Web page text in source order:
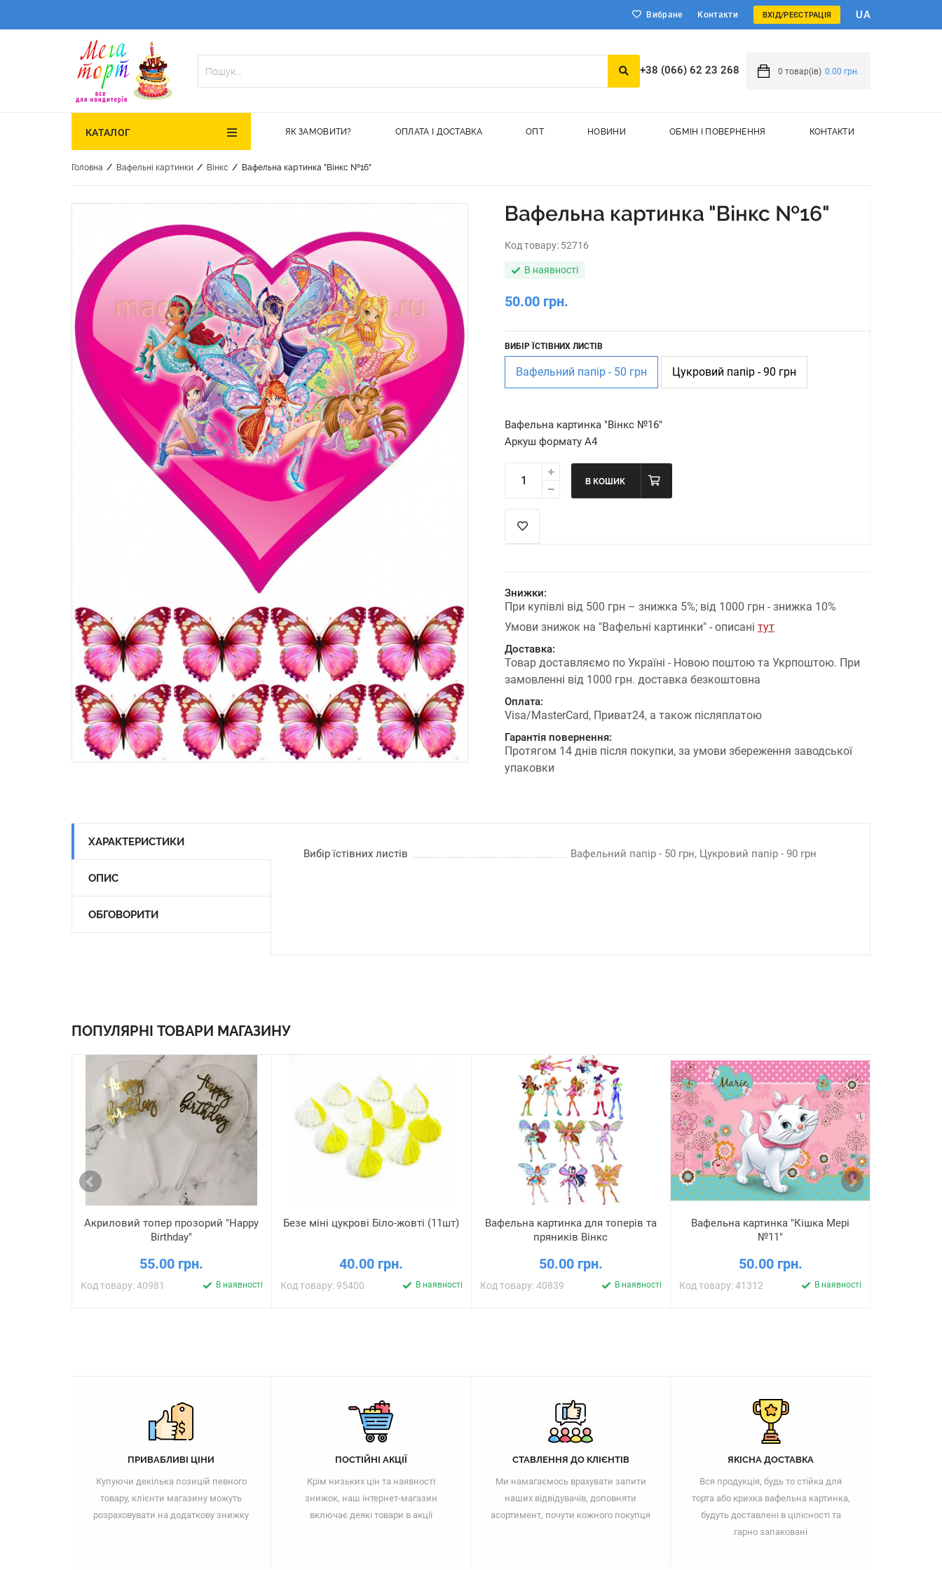
Вибране Контакти ВХІД/РЕЄСТРАЦІЯ UA
+38 (066) 62 23 268 0 товар(ів) 0.00 грн.
КАТАЛОГ ЯК ЗАМОВИТИ? ОПЛАТА І ДОСТАВКА ОПТ НОВИНИ ОБМІН І ПОВЕРНЕННЯ КОНТАКТИ
Головна / Вафельні картинки / Вінкс / Вафельна картинка "Вінкс №16"
Вафельна картинка "Вінкс №16"
Код товару: 52716
В наявності
50.00 грн.
ВИБІР ЇСТІВНИХ ЛИСТІВ
Вафельний папір - 50 грн Цукровий папір - 90 грн
Вафельна картинка "Вінкс №16"
Аркуш формату А4
В КОШИК
Знижки:
При купівлі від 500 грн – знижка 5%; від 1000 грн - знижка 10%
Умови знижок на "Вафельні картинки" - описані тут
Доставка:
Товар доставляємо по Україні - Новою поштою та Укрпоштою. При
замовленні від 1000 грн. доставка безкоштовна
Оплата:
Visa/MasterCard, Приват24, а також післяплатою
Гарантія повернення:
Протягом 14 днів після покупки, за умови збереження заводської
упаковки
ХАРАКТЕРИСТИКИ
ОПИС
ОБГОВОРИТИ
Вибір їстівних листів Вафельний папір - 50 грн, Цукровий папір - 90 грн
ПОПУЛЯРНІ ТОВАРИ МАГАЗИНУ
Акриловий топер прозорий "Happy
Birthday"
55.00 грн.
Код товару: 40981 В наявності
Безе міні цукрові Біло-жовті (11шт)
40.00 грн.
Код товару: 95400 В наявності
Вафельна картинка для топерів та
пряників Вінкс
50.00 грн.
Код товару: 40839 В наявності
Вафельна картинка "Кішка Мері
№11"
50.00 грн.
Код товару: 41312 В наявності
ПРИВАБЛИВІ ЦІНИ
Купуючи декілька позицій певного
товару, клієнти магазину можуть
розраховувати на додаткову знижку
ПОСТІЙНІ АКЦІЇ
Крім низьких цін та наявності
знижок, наш інтернет-магазин
включає деякі товари в акції
СТАВЛЕННЯ ДО КЛІЄНТІВ
Ми намагаємось врахувати запити
наших відвідувачів, доповняти
асортимент, почути кожного покупця
ЯКІСНА ДОСТАВКА
Вся продукція, будь то стійка для
торта або крихка вафельна картинка,
будуть доставлені в цілісності та
гарно запаковані